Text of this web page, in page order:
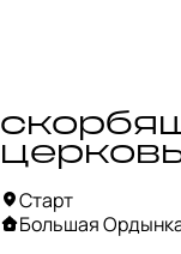
Старт
Большая